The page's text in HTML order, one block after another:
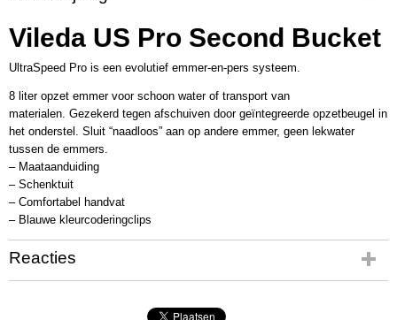
VL1017
Productcode leverancier
147594
Vileda US Pro Second Bucket
UltraSpeed Pro is een evolutief emmer-en-pers systeem.
8 liter opzet emmer voor schoon water of transport van
materialen. Gezekerd tegen afschuiven door geïntegreerde opzetbeugel in
het onderstel. Sluit “naadloos” aan op andere emmer, geen lekwater
tussen de emmers.
– Maataanduiding
– Schenktuit
– Comfortabel handvat
– Blauwe kleurcoderingclips
Reacties